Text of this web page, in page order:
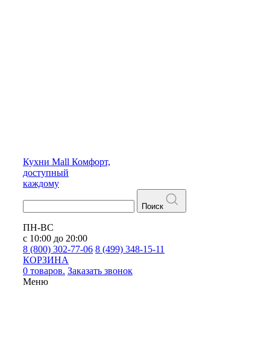
Кухни Mall Комфорт,
доступный
каждому
Поиск
ПН-ВС
с 10:00 до 20:00
8 (800) 302-77-06 8 (499) 348-15-11
КОРЗИНА
0 товаров. Заказать звонок
Меню